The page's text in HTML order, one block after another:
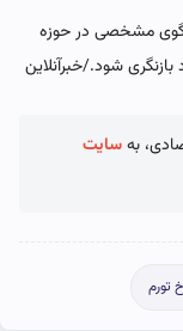
مشخصی در حوزه
شود./خبرآنلاین
بهسایت
تورم